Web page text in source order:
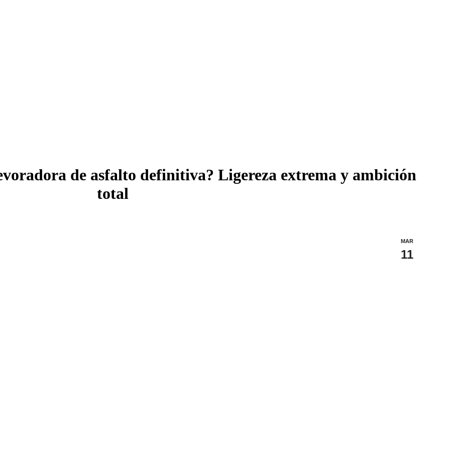
de asfalto definitiva? Ligereza extrema y ambición
total
MAR
11